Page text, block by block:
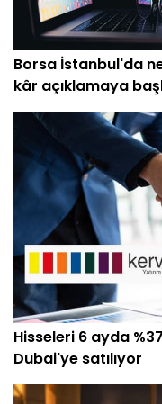
Borsa İstanbul'da
kâr açıklamaya
Hisseleri 6 ayda
Dubai'ye satılıyor